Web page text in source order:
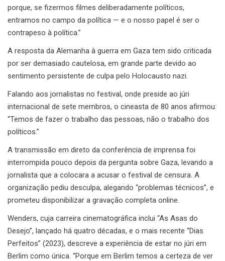
porque, se fizermos filmes deliberadamente políticos,
entramos no campo da política — e o nosso papel é ser o
contrapeso à política.”
A resposta da Alemanha à guerra em Gaza tem sido criticada
por ser demasiado cautelosa, em grande parte devido ao
sentimento persistente de culpa pelo Holocausto nazi.
Falando aos jornalistas no festival, onde preside ao júri
internacional de sete membros, o cineasta de 80 anos afirmou:
“Temos de fazer o trabalho das pessoas, não o trabalho dos
políticos.”
A transmissão em direto da conferência de imprensa foi
interrompida pouco depois da pergunta sobre Gaza, levando a
jornalista que a colocara a acusar o festival de censura. A
organização pediu desculpa, alegando “problemas técnicos”, e
prometeu disponibilizar a gravação completa online.
Wenders, cuja carreira cinematográfica inclui “As Asas do
Desejo”, lançado há quatro décadas, e o mais recente “Dias
Perfeitos” (2023), descreve a experiência de estar no júri em
Berlim como única. “Porque em Berlim temos a certeza de ver